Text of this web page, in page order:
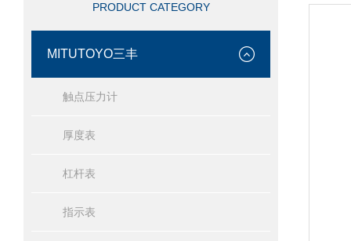
PRODUCT CATEGORY
MITUTOYO三丰
触点压力计
厚度表
杠杆表
指示表